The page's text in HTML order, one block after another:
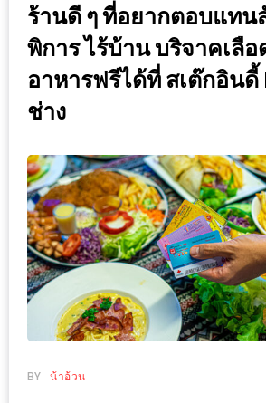
ฐานะ
อะไร
…
ที่
ครบ
ครั้ง
ช้อป
ชิ
ลล์
ชิม
ที่
ร้านดี ๆ ที่อยากตอบแท
พิการ ไร้บ้าน บริจาคเลื
อาหารฟรีได้ที่ สเต๊กอินดี้
ช่าง
BY น้าอ้วน